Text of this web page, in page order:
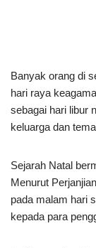
Banyak orang di
hari raya
sebagai hari libur
keluarga dan
Sejarah Natal
Menurut
pada malam hari
kepada para